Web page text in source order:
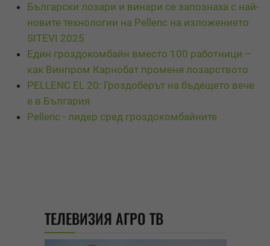
Български лозари и винари се запознаха с най-
новите технологии на Pellenc на изложението
SITEVI 2025
Един гроздокомбайн вместо 100 работници –
как Винпром Карнобат променя лозарството
PELLENC EL 20: Гроздоберът на бъдещето вече
е в България
Pellenc - лидер сред гроздокомбайните
ТЕЛЕВИЗИЯ АГРО ТВ